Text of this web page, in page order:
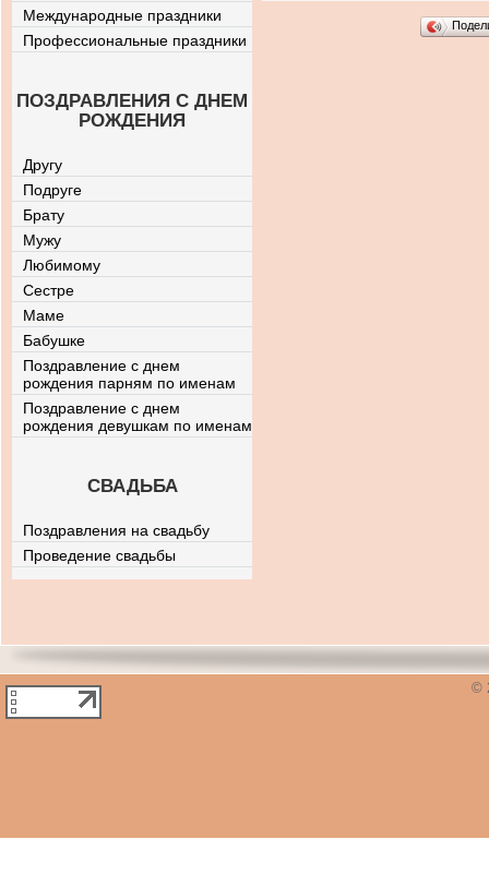
Международные праздники
Профессиональные праздники
ПОЗДРАВЛЕНИЯ С ДНЕМ
РОЖДЕНИЯ
Другу
Подруге
Брату
Мужу
Любимому
Сестре
Маме
Бабушке
Поздравление с днем
рождения парням по именам
Поздравление с днем
рождения девушкам по именам
СВАДЬБА
Поздравления на свадьбу
Проведение свадьбы
©